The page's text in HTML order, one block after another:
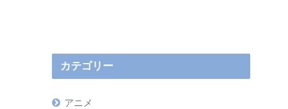
カテゴリー
アニメ